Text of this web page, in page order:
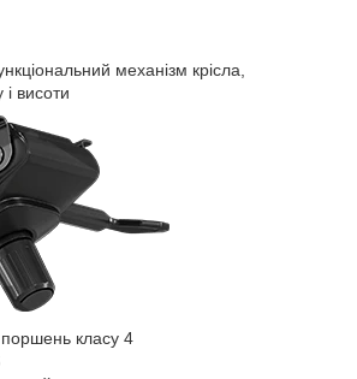
механізм крісла,
висоти
класу 4